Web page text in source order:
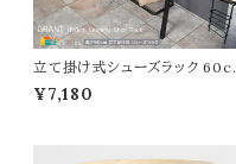
立て掛け式シューズラック 60c
m幅 立て掛けタイプシューズラッ
ク 靴収納 靴収納ラック 靴棚 幅
すすめ おしゃれ 北欧 モダン ス
¥7,180